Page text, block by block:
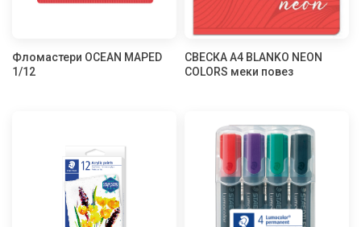
Фломастери OCEAN MAPED
1/12
СВЕСКА А4 BLANKO NEON
COLORS меки повез